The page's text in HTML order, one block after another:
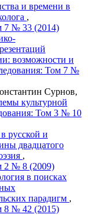
и времени в
,
7 № 33 (2014)
возможности и
Том 7 №
Сурнов,
культурной
Том 3 № 10
русской и
двадцатого
,
2 № 8 (2009)
в поисках
парадигм ,
8 № 42 (2015)